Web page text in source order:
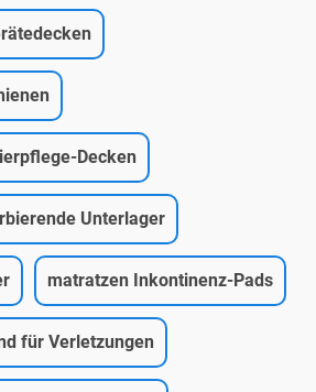
Decken
Unterlager
matratzen Inkontinenz-Pads
für Verletzungen